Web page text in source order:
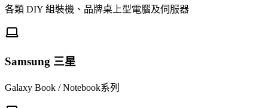
各類 DIY 組裝機、品牌桌上型電腦及伺服器
Samsung 三星
Galaxy Book / Notebook系列